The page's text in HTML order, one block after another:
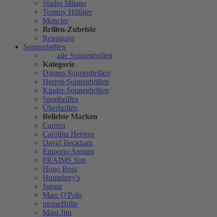
Studio Milano
Tommy Hilfiger
Moncler
Brillen-Zubehör
Reinigung
Sonnenbrillen
alle Sonnenbrillen
Kategorie
Damen-Sonnenbrillen
Herren-Sonnenbrillen
Kinder-Sonnenbrillen
Sportbrillen
Überbrillen
Beliebte Marken
Carrera
Carolina Herrera
David Beckham
Emporio Armani
FRAIMS Sun
Hugo Boss
Humphrey's
Jaguar
Marc O'Polo
meineBrille
Maui Jim